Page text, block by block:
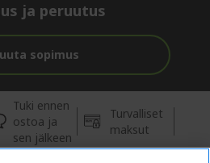
ja peruutus
sopimus
Tuki ennen
ostoa ja
sen jälkeen
Turvalliset
maksut